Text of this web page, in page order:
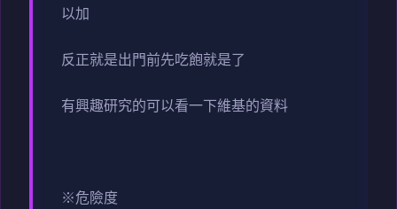
以加
反正就是出門前先吃飽就是了
有興趣研究的可以看一下維基的資料
※危險度